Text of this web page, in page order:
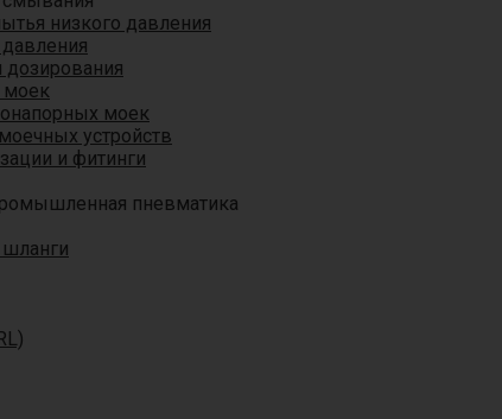
низкого давления
дозирования
моек
моек
устройств
и фитинги
пневматика